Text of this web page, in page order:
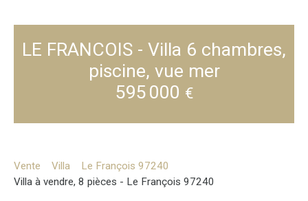
LE FRANCOIS - Villa 6 chambres,
piscine, vue mer
595 000 €
Vente Villa
Le François 97240
Villa à vendre, 8 pièces - Le François 97240